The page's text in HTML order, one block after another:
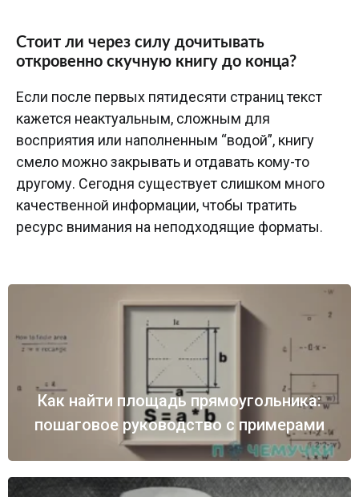
Стоит ли через силу дочитывать
откровенно скучную книгу до конца?
Если после первых пятидесяти страниц текст
кажется неактуальным, сложным для
восприятия или наполненным “водой”, книгу
смело можно закрывать и отдавать кому-то
другому. Сегодня существует слишком много
качественной информации, чтобы тратить
ресурс внимания на неподходящие форматы.
Как найти площадь прямоугольника:
пошаговое руководство с примерами